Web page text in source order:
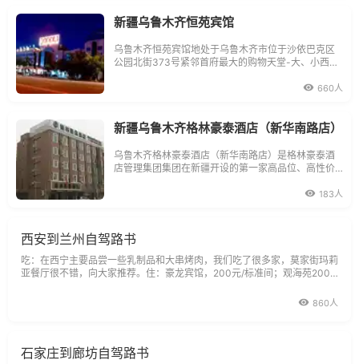
新疆乌鲁木齐恒苑宾馆
乌鲁木齐恒苑宾馆地处于乌鲁木齐市位于沙依巴克区
公园北街373号紧邻首府最大的购物天堂-大、小西
660人
新疆乌鲁木齐格林豪泰酒店（新华南路店）
乌鲁木齐格林豪泰酒店（新华南路店）是格林豪泰酒
店管理集团集团在新疆开设的第一家高品位、高性价
183人
西安到兰州自驾路书
吃：在西宁主要品尝一些乳制品和大串烤肉，我们吃了很多家，莫家街玛莉
亚餐厅很不错，向大家推荐。住：豪龙宾馆，200元/标准间；观海苑200
人，导游费50元；鸟岛门票，58元/人；青海湖门票，50元/人。典故：塔
860人
石家庄到廊坊自驾路书